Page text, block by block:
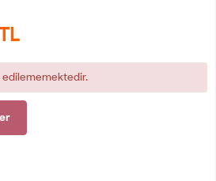
edilememektedir.